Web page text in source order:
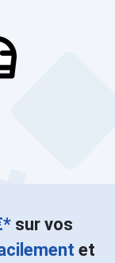
sur vos
et